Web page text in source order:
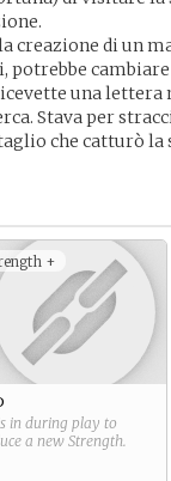
creazione di un
potrebbe
una lettera
Stava per
che catturò la
+
in during play to
a new Strength.